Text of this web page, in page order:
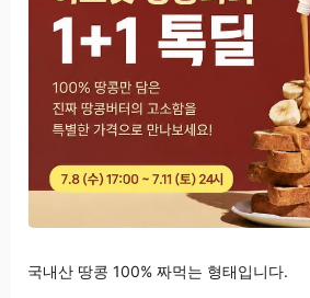
국내산 땅콩 100% 짜먹는 형태입니다.